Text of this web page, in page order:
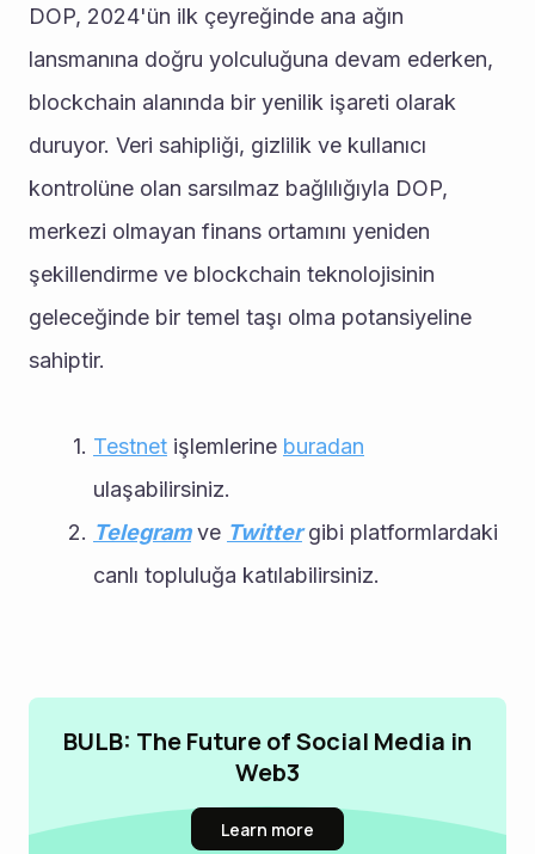
DOP, 2024'ün ilk çeyreğinde ana ağın
lansmanına doğru yolculuğuna devam ederken,
blockchain alanında bir yenilik işareti olarak
duruyor. Veri sahipliği, gizlilik ve kullanıcı
kontrolüne olan sarsılmaz bağlılığıyla DOP,
merkezi olmayan finans ortamını yeniden
şekillendirme ve blockchain teknolojisinin
geleceğinde bir temel taşı olma potansiyeline
sahiptir.
Testnet işlemlerine buradan
ulaşabilirsiniz.
Telegram ve Twitter gibi platformlardaki
canlı topluluğa katılabilirsiniz.
BULB: The Future of Social Media in
Web3
Learn more